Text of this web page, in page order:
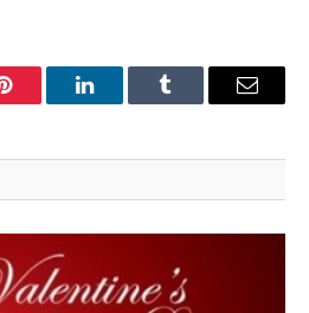
Pinterest LinkedInTumblr Email